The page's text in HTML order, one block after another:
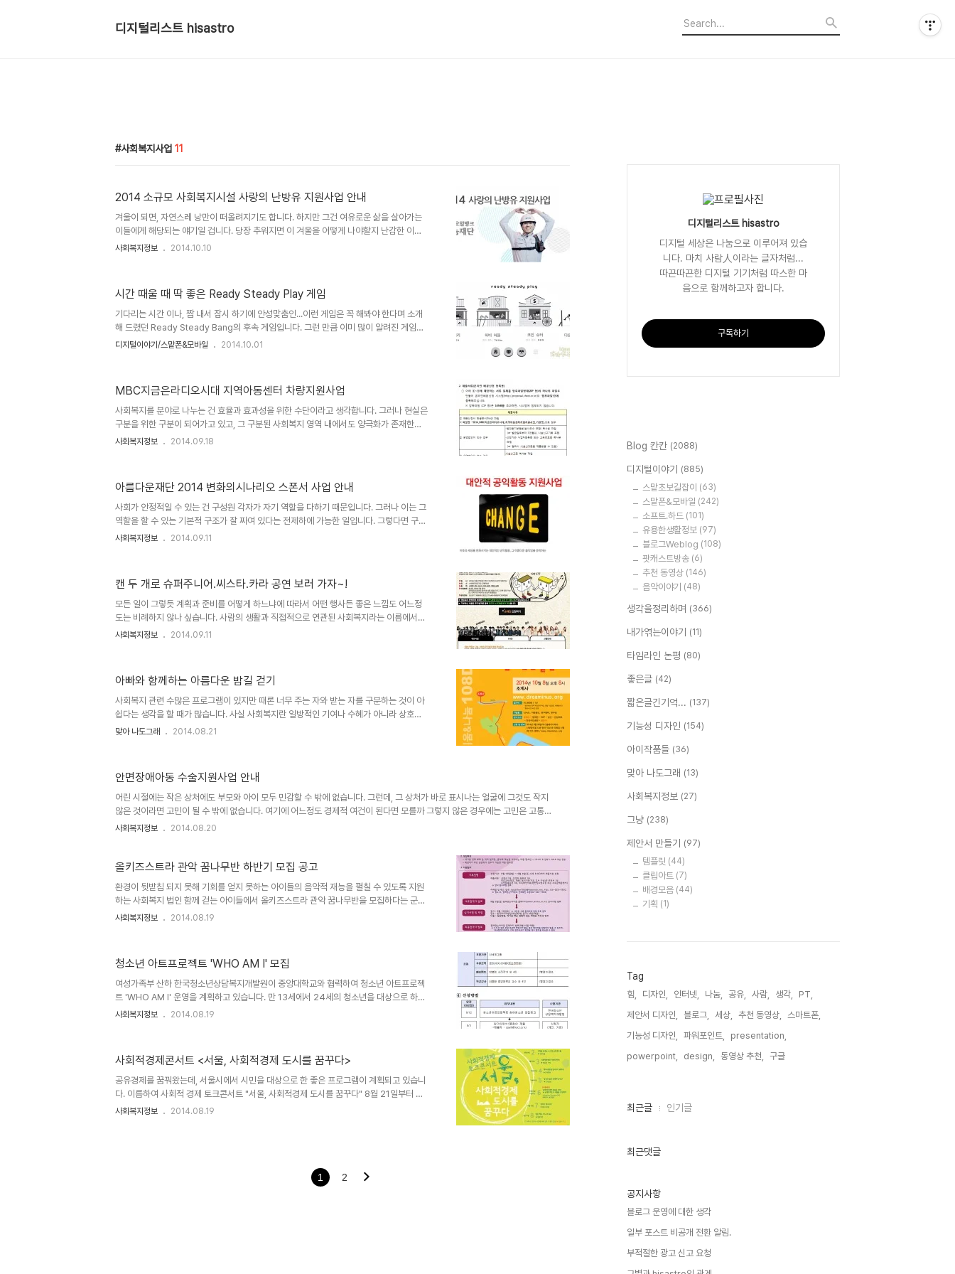
디지털리스트 hisastro
사회복지사업 11
2014 소규모 사회복지시설 사랑의 난방유 지원사업 안내
겨울이 되면, 자연스레 낭만이 떠올려지기도 합니다. 하지만 그건 여유로운 삶을 살아가는
이들에게 해당되는 얘기일 겁니다. 당장 추워지면 이 겨울을 어떻게 나야할지 난감한 이들
이 더 많은 것이 현실이니까요. 겨울이 되면 불우이웃돕기 성금모금이 많아지는 이유도 거
통적으로 하게되는 고민이라고 알고 있습니다. 때마침 겨울을 맞아 현대오일뱅크 1%나눔
재단이 소규모 사회복지 취약시설을 위한 난방유 지원사업을 진행합니다. 지원되는 금액이
70만원으로 충분하..
사회복지정보 2014.10.10
시간 때울 때 딱 좋은 Ready Steady Play 게임
기다리는 시간 이나, 짬 내서 잠시 하기에 안성맞춤인...이런 게임은 꼭 해봐야 한다며 소개
해 드렸던 Ready Steady Bang의 후속 게임입니다. 그런 만큼 이미 많이 알려진 게임이
죠. 그만큼 재밌다는 것을 말씀드리는 겁니다. 그러나 전작과는 차별화 된 또다른 재미가 있
해야 할지 모르겠는데, 단순하지만 쉽다고 할 순 없습니다. 쉽지만 어려운 게임?? 줄여서 쉬
어한 게임? ㅎ 게임 방법을 파악하기는 아주 간단하고 쉽지만 게임..
디지털이야기/스맡폰&모바일 2014.10.01
MBC지금은라디오시대 지역아동센터 차량지원사업
사회복지를 분야로 나누는 건 효율과 효과성을 위한 수단이라고 생각합니다. 그러나 현실은
구분을 위한 구분이 되어가고 있고, 그 구분된 사회복지 영역 내에서도 양극화가 존재한다
는 사실은 사회복지라고 하는 영역 내 구성원들 스스로 재고해야 할 문제라고 봅니다. 표면
에도 아직까지 지역아동센터가 어떤 곳인지 알지 못하는 이들도 적지 않구요. 물론 이는 지
역아동센터와 관계된 이들의 보다 많은 노력이 필요한 것이라고 할 수 있을지는 모르겠습니
다. 이미지 출처:..
사회복지정보 2014.09.18
아름다운재단 2014 변화의시나리오 스폰서 사업 안내
사회가 안정적일 수 있는 건 구성원 각자가 자기 역할을 다하기 때문입니다. 그러나 이는 그
역할을 할 수 있는 기본적 구조가 잘 짜여 있다는 전제하에 가능한 일입니다. 그렇다면 구조
적으로 불안한 상태의 사회에서 이를 보조할 수 있는 건 보이지 않는 속에 자기 희생을 마다
단체에 힘을 보태는 프로그램이라고 할 수 있습니다. 사회복지 공모사업 정보 공유를 시작
하며... 1. 사업명 : 2014 변화의시나리오 스폰서 (1%기금으로 지원합니다) 2. 지원대상 ..
사회복지정보 2014.09.11
캔 두 개로 슈퍼주니어.씨스타.카라 공연 보러 가자~!
모든 일이 그렇듯 계획과 준비를 어떻게 하느냐에 따라서 어떤 행사든 좋은 느낌도 어느정
도는 비례하지 않나 싶습니다. 사람의 생활과 직접적으로 연관된 사회복지라는 이름에서는
그만큼 더 하지 않을까 싶구요. 나눔에 대한 인식을 재고하기 위한 프로그램으로 "캔 두 개
후원으로 끝나는 건 큰 그림에서보 볼 때 그리 바람직하지 못합니다. 혹자는 댓가 없는 순수
함을 복지적 나눔이 지닌 최고의 가치라고 하기도 합니다만 근본적으로 나눔이 지닌 힘은
상호적일 ..
사회복지정보 2014.09.11
아빠와 함께하는 아름다운 밤길 걷기
사회복지 관련 수많은 프로그램이 있지만 때론 너무 주는 자와 받는 자를 구분하는 것이 아
쉽다는 생각을 할 때가 많습니다. 사실 사회복지란 일방적인 기여나 수혜가 아니라 상호작
용이어야 한다는 것이 저의 사회복지를 바라보는 기본 생각입니다. 그런 면에서 아름다운
이 함께 참여하여 가을 밤 좋은 시간 될 수 있을 듯 합니다. 이런 프로그램 다른 지역에서도
기획하면 좋겠다는 생각을 더불어 해봅니다. 참여하고자 하시는 분들은 아래 내용을 참고하
시기 바랍니다..
맞아 나도그래 2014.08.21
안면장애아동 수술지원사업 안내
어린 시절에는 작은 상처에도 부모와 아이 모두 민감할 수 밖에 없습니다. 그런데, 그 상처가 바로 표시나는 얼굴에 그것도 작지
않은 것이라면 고민이 될 수 밖에 없습니다. 여기에 어느정도 경제적 여건이 된다면 모를까 그렇지 않은 경우에는 고민은 고통이
됩니다. 이럴 때 사실 의료적 지원은 국가가 의료보험 제도를 통해 모두 지원될 수 있어야 한다고 생각합니다만, 현실은 의료민영
려주시면 좋을 듯 합니다. 2014년 안면장애아동 수술지원사업 목적선·후천성 안면장애 및 화상..
사회복지정보 2014.08.20
올키즈스트라 관악 꿈나무반 하반기 모집 공고
환경이 뒷받침 되지 못해 기회를 얻지 못하는 아이들의 음악적 재능을 펼칠 수 있도록 지원
하는 사회복지 법인 함께 걷는 아이들에서 올키즈스트라 관악 꿈나무반을 모집하다는 군요.
아래 내용을 보시고 해당되는 아이들이 참여하면 좋을 것 같습니다. 올키즈스트라 관악 꿈
참여를 바랍니다. 사회복지 공모사업 정보 공유를 시작하며... 다운로드 2014년하반기꿈
나무반모집공고문.hwp다운로드 2014꿈나무단원신청제출서류.hwp다운로드 경제상황
기준표.hwp
사회복지정보 2014.08.19
청소년 아트프로젝트 'WHO AM I' 모집
여성가족부 산하 한국청소년상담복지개발원이 중앙대학교와 협력하여 청소년 아트프로젝
트 'WHO AM I' 운영을 계획하고 있습니다. 만 13세에서 24세의 청소년을 대상으로 하는
이번 프로그램은 사진, 영상, 음악, 문학 전문가 멘토링을 활용한 융합교육을 중심으로 이루
래의 일정을 참고하시어 문화예술에 관심있는 청소년의 많은 참여바랍니다. ○ 모집기간:
2014. 8. 12(화) ~ 9. 3(수)까지○ 교육기간: 2014. 10월 ~ 2015. 2..
사회복지정보 2014.08.19
사회적경제콘서트 <서울, 사회적경제 도시를 꿈꾸다>
공유경제를 꿈꿔왔는데, 서울시에서 시민을 대상으로 한 좋은 프로그램이 계획되고 있습니
다. 이름하여 사회적 경제 토크콘서트 "서울, 사회적경제 도시를 꿈꾸다" 8월 21일부터 진
행되는 이번사회적 경제 토크콘서트 "서울, 사회적경제 도시를 꿈꾸다"는 11월 27일까지
사회복지정보 2014.08.19
1 2
디지털리스트 hisastro
디지털 세상은 나눔으로 이루어져 있습
니다. 마치 사람人이라는 글자처럼...
따끈따끈한 디지털 기기처럼 따스한 마
음으로 함께하고자 합니다.
구독하기
Blog 칸칸 (2088)
디지털이야기 (885)
스맡초보길잡이 (63)
스맡폰&모바일 (242)
소프트.하드 (101)
유용한생활정보 (97)
블로그Weblog (108)
팟캐스트방송 (6)
추천 동영상 (146)
음악이야기 (48)
생각을정리하며 (366)
내가엮는이야기 (11)
타임라인 논평 (80)
좋은글 (42)
짧은글긴기억... (137)
기능성 디자인 (154)
아이작품들 (36)
맞아 나도그래 (13)
사회복지정보 (27)
그냥 (238)
제안서 만들기 (97)
템플릿 (44)
클립아트 (7)
배경모음 (44)
기획 (1)
Tag
힘, 디자인, 인터넷, 나눔, 공유, 사람, 생각,
PT,
제안서 디자인,
블로그, 세상, 추천 동영상,
스마트폰,
기능성 디자인,
파워포인트,
presentation,
powerpoint,
design, 동영상 추천, 구글,
최
인
최근글 인기글
최근댓글
공지사항
블로그 운영에 대한 생각
일부 포스트 비공개 전환 알림.
부적절한 광고 신고 요청